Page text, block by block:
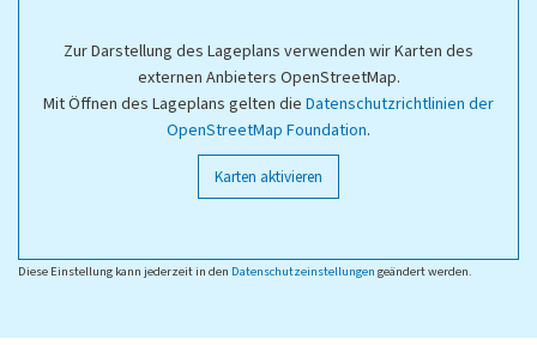
Zur Darstellung des Lageplans verwenden wir Karten des
externen Anbieters OpenStreetMap.
Mit Öffnen des Lageplans gelten die Datenschutzrichtlinien der
OpenStreetMap Foundation.
Karten aktivieren
Diese Einstellung kann jederzeit in den Datenschutzeinstellungen geändert werden.